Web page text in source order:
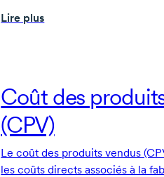
pris de mesures pour régler le
Lire plus
Coût des
(CPV)
Le coût des produits vendus
les coûts directs associés à la